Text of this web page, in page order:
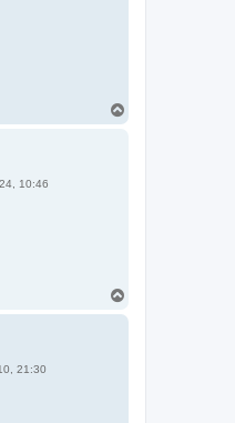
10:46
21:30